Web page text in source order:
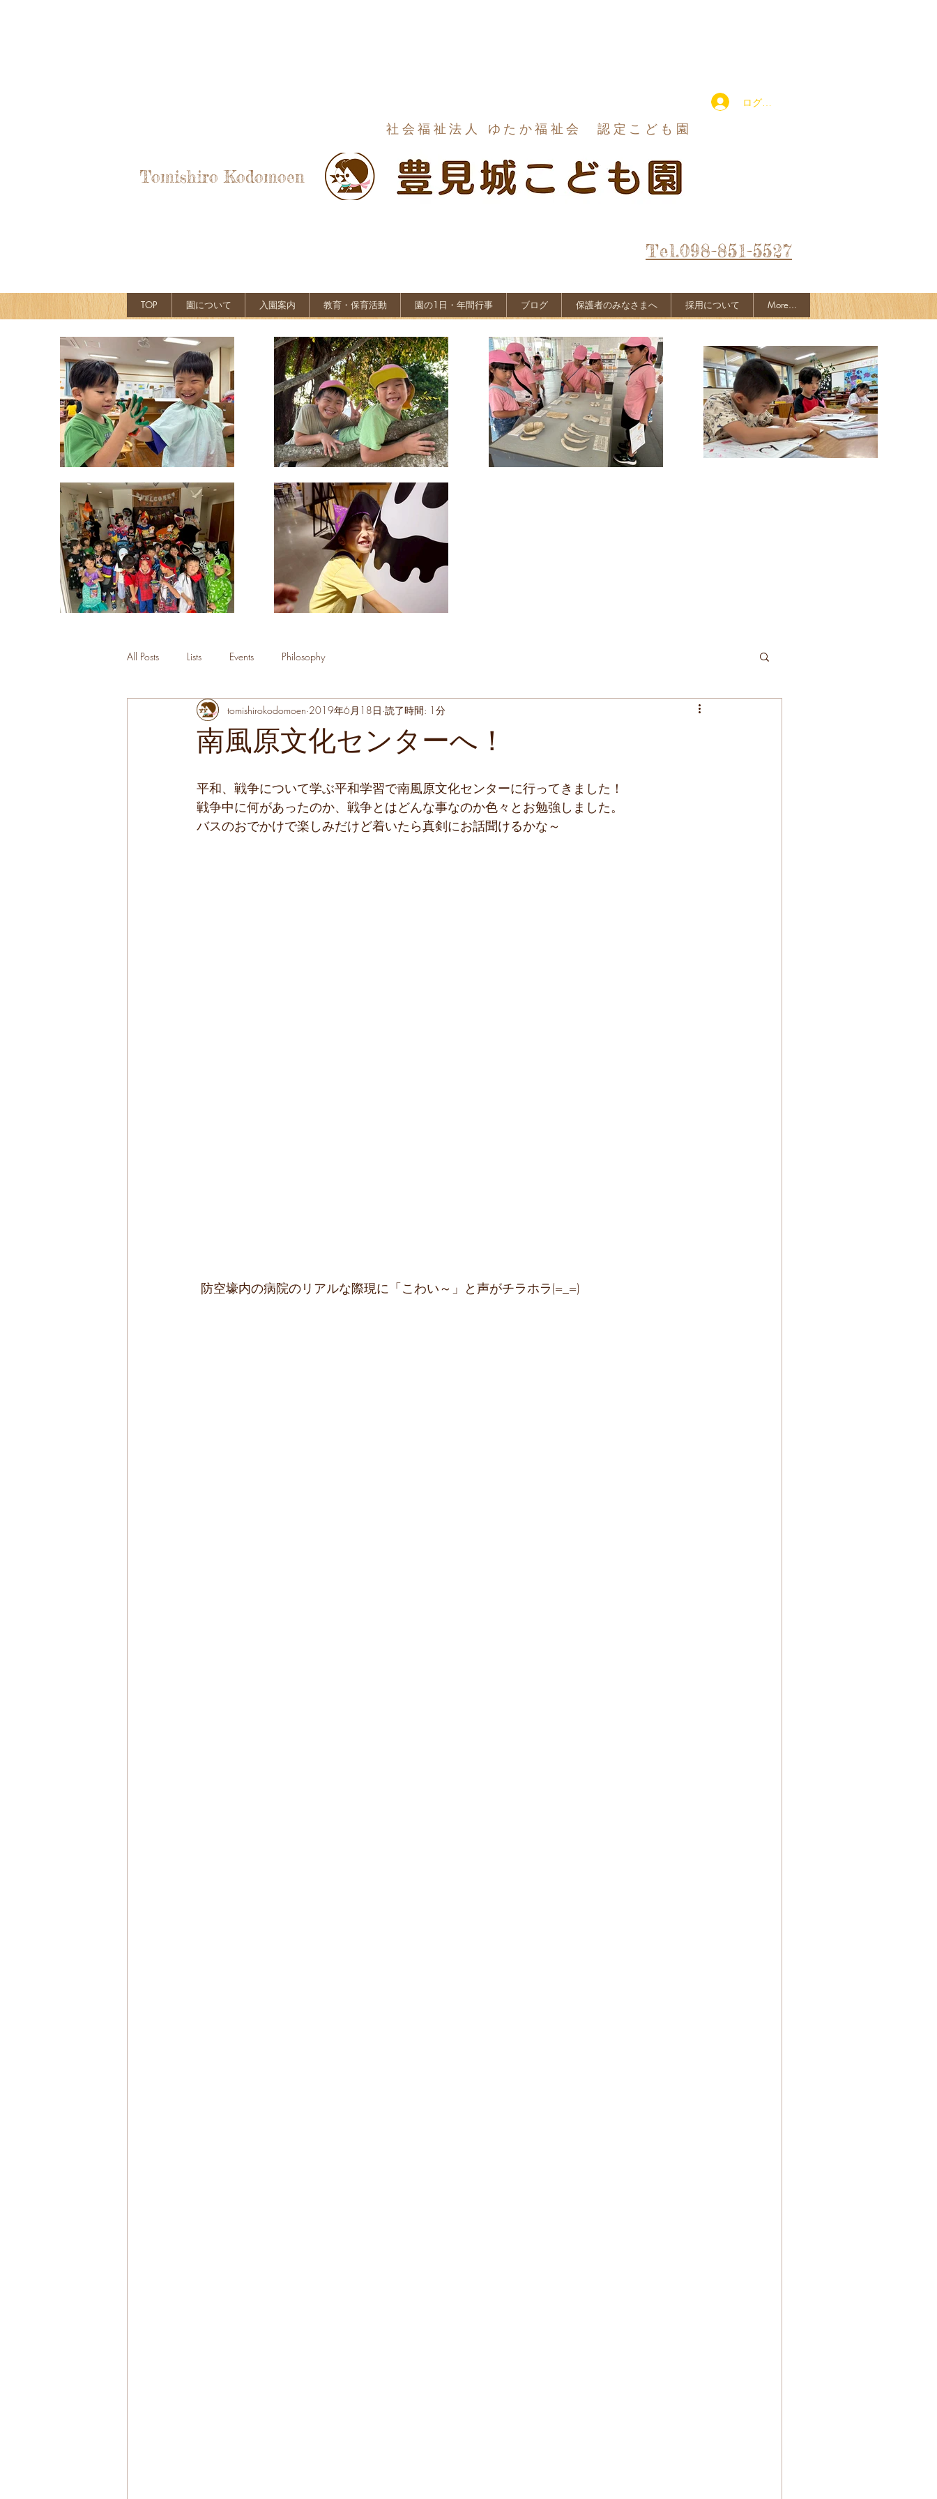
ログイン
社会福祉法人 ゆたか福祉会 認定こども園
Tomishiro Kodomoen
Tel.098-851-5527
TOP 園について 入園案内 教育・保育活動 園の1日・年間行事 ブログ 保護者のみなさまへ 採用について More...
All Posts Lists Events Philosophy
南風原文化センターへ！
tomishirokodomoen 2019年6月18日 読了時間: 1分
平和、戦争について学ぶ平和学習で南風原文化センターに行ってきました！
戦争中に何があったのか、戦争とはどんな事なのか色々とお勉強しました。
バスのおでかけで楽しみだけど着いたら真剣にお話聞けるかな～
防空壕内の病院のリアルな際現に「こわい～」と声がチラホラ(=_=)